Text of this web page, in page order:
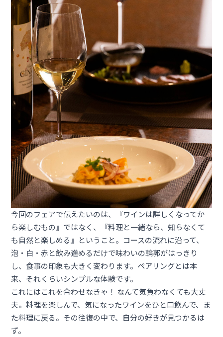
今回のフェアで伝えたいのは、『ワインは詳しくなってか
ら楽しむもの』ではなく、『料理と一緒なら、知らなくて
も自然と楽しめる』ということ。コースの流れに沿って、
泡・白・赤と飲み進めるだけで味わいの輪郭がはっきり
し、食事の印象も大きく変わります。ペアリングとは本
来、それくらいシンプルな体験です。
これにはこれを合わせなきゃ！ なんて気負わなくても大丈
夫。料理を楽しんで、気になったワインをひと口飲んで、ま
た料理に戻る。その往復の中で、自分の好きが見つかるは
ず。